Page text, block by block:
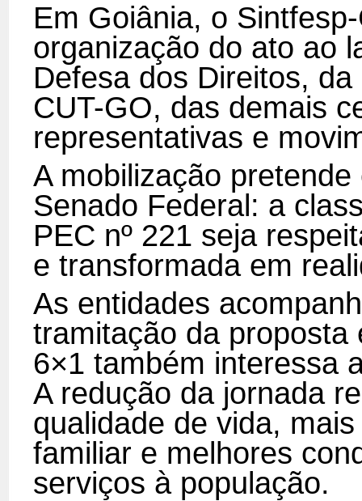
Em Goiânia, o
organização do ato ao
Defesa dos Direitos,
CUT-GO, das demais
representativas e
A mobilização
Senado Federal: a
PEC nº 221 seja
e transformada em
As entidades
tramitação da
6×1 também interessa
A redução da jornada
qualidade de vida,
familiar e melhores
serviços à população.